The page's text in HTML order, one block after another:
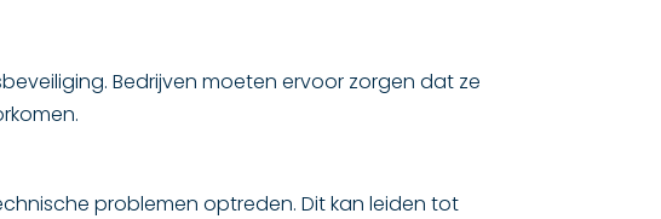
Bedrijven moeten ervoor zorgen dat ze
problemen optreden. Dit kan leiden tot